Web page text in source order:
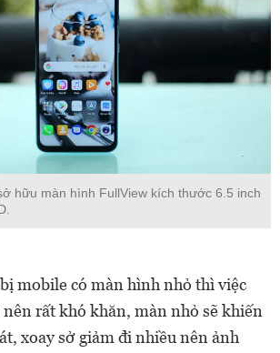
hữu màn hình FullView kích thước 6.5 inch
mobile có màn hình nhỏ thì việc
rất khó khăn, màn nhỏ sẽ khiến
xoay sở giảm đi nhiều nên ảnh